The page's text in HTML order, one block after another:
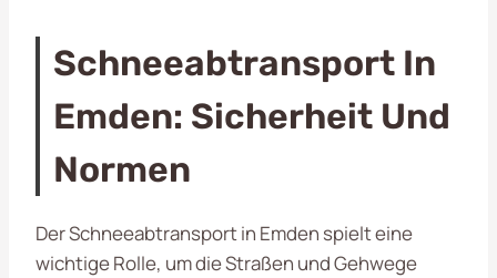
Schneeabtransport In
Emden: Sicherheit Und
Normen
Der Schneeabtransport in Emden spielt eine
wichtige Rolle, um die Straßen und Gehwege